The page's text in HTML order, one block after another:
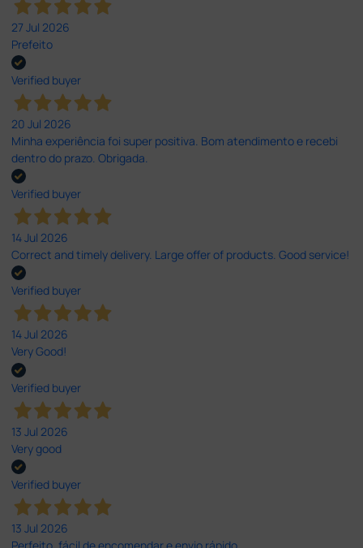
27 Jul 2026
Prefeito
Verified buyer
20 Jul 2026
Minha experiência foi super positiva. Bom atendimento e recebi
dentro do prazo. Obrigada.
Verified buyer
14 Jul 2026
Correct and timely delivery. Large offer of products. Good service!
Verified buyer
14 Jul 2026
Very Good!
Verified buyer
13 Jul 2026
Very good
Verified buyer
13 Jul 2026